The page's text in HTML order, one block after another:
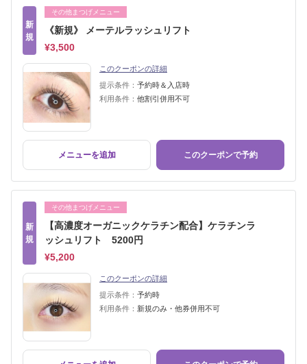
新
規
その他まつげメニュー
《新規》 メーテルラッシュリフト
¥3,500
このクーポンの詳細
提示条件： 予約時＆入店時
利用条件： 他割引併用不可
メニューを追加 このクーポンで予約
新
規
その他まつげメニュー
【高濃度オーガニックケラチン配合】ケラチンラ
ッシュリフト 5200円
¥5,200
このクーポンの詳細
提示条件： 予約時
利用条件： 新規のみ・他券併用不可